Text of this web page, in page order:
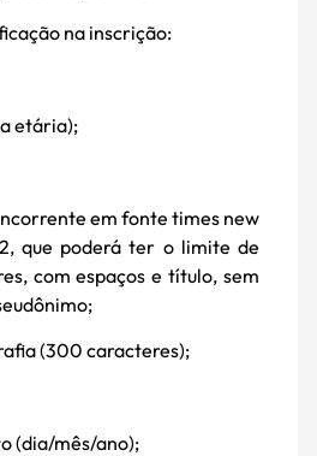
na inscrição:
etária);
em fonte times new
que poderá ter o limite de
com espaços e título, sem
(300 caracteres);
(dia/mês/ano);